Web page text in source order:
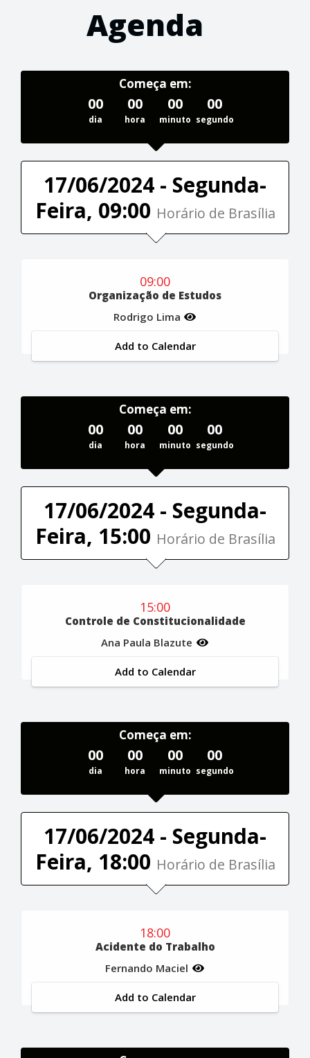
Agenda
Começa em:
00
dia
00
hora
00
minuto
00
segundo
17/06/2024 - Segunda-
Feira, 09:00 Horário de Brasília
09:00
Organização de Estudos
Rodrigo Lima
Add to Calendar
Começa em:
00
dia
00
hora
00
minuto
00
segundo
17/06/2024 - Segunda-
Feira, 15:00 Horário de Brasília
15:00
Controle de Constitucionalidade
Ana Paula Blazute
Add to Calendar
Começa em:
00
dia
00
hora
00
minuto
00
segundo
17/06/2024 - Segunda-
Feira, 18:00 Horário de Brasília
18:00
Acidente do Trabalho
Fernando Maciel
Add to Calendar